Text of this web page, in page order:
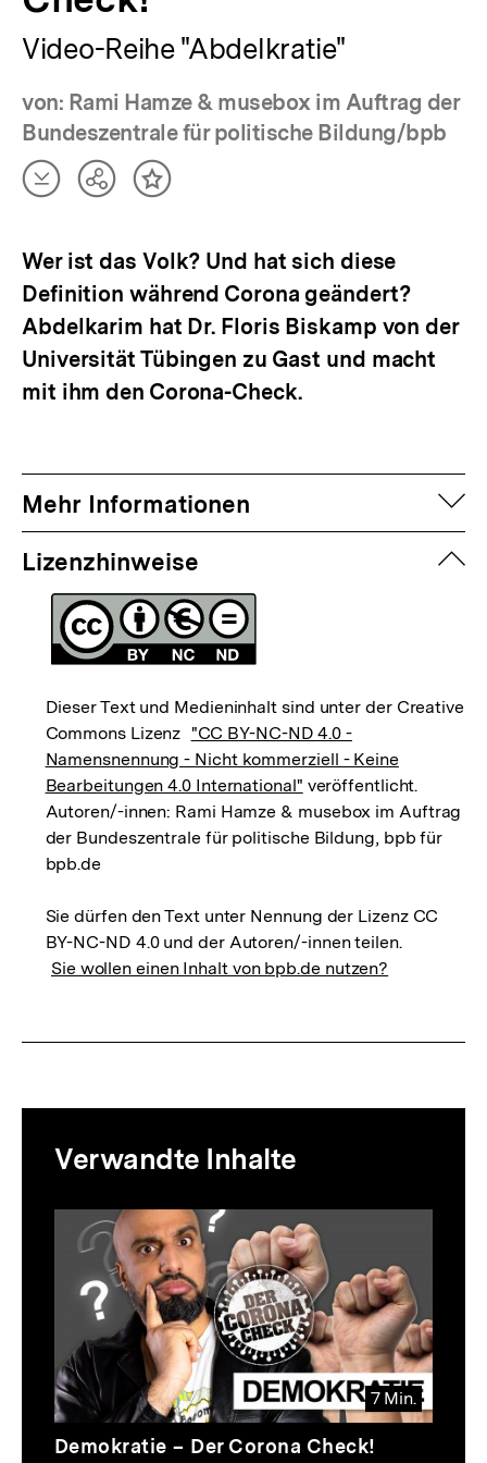
Video-Reihe "Abdelkratie"
von: Rami Hamze & musebox im Auftrag der
Bundeszentrale für politische Bildung/bpb
Artikel
herunterladen
TeilenInhalt
Wer ist das Volk? Und hat sich diese
Definition während Corona geändert?
Abdelkarim hat Dr. Floris Biskamp von der
Universität Tübingen zu Gast und macht
mit ihm den Corona-Check.
Mehr Informationen
Lizenzhinweise
Dieser Text und Medieninhalt sind unter der Creative
Commons Lizenz "CC BY-NC-ND 4.0 -
Namensnennung - Nicht kommerziell - Keine
Bearbeitungen 4.0 International" veröffentlicht.
Autoren/-innen: Rami Hamze & musebox im Auftrag
der Bundeszentrale für politische Bildung, bpb für
bpb.de
Sie dürfen den Text unter Nennung der Lizenz CC
BY-NC-ND 4.0 und der Autoren/-innen teilen.
Sie wollen einen Inhalt von bpb.de nutzen?
zur
Thematik
Verwandte Inhalte
Inhaltskarussell
überspringen
7 Min.
Video
Dauer
Demokratie – Der Corona Check!